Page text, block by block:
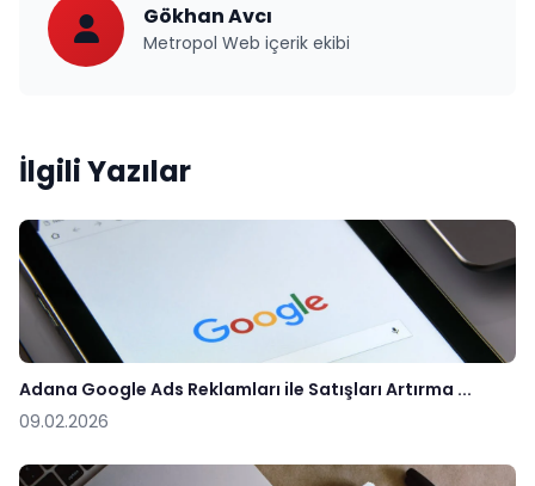
Gökhan Avcı
Metropol Web içerik ekibi
İlgili Yazılar
Adana Google Ads Reklamları ile Satışları Artırma ...
09.02.2026